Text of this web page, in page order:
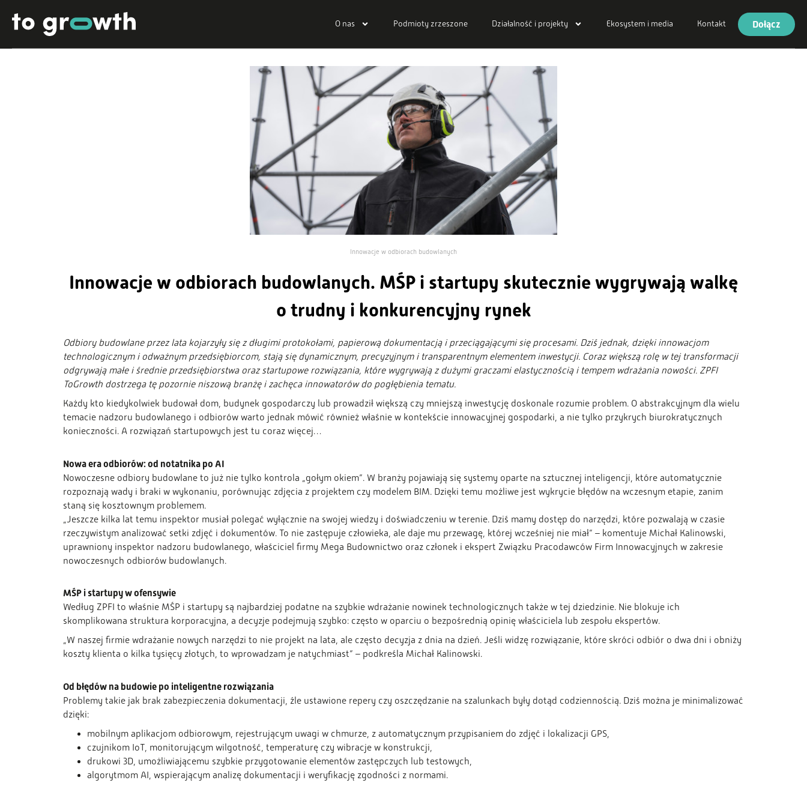
O nas Podmioty zrzeszone Działalność i projekty Ekosystem i media Kontakt Dołącz
Innowacje w odbiorach budowlanych
Innowacje w odbiorach budowlanych. MŚP i startupy skutecznie wygrywają walkę
o trudny i konkurencyjny rynek
Odbiory budowlane przez lata kojarzyły się z długimi protokołami, papierową dokumentacją i przeciągającymi się procesami. Dziś jednak, dzięki innowacjom
technologicznym i odważnym przedsiębiorcom, stają się dynamicznym, precyzyjnym i transparentnym elementem inwestycji. Coraz większą rolę w tej transformacji
odgrywają małe i średnie przedsiębiorstwa oraz startupowe rozwiązania, które wygrywają z dużymi graczami elastycznością i tempem wdrażania nowości. ZPFI
ToGrowth dostrzega tę pozornie niszową branżę i zachęca innowatorów do pogłębienia tematu.
Każdy kto kiedykolwiek budował dom, budynek gospodarczy lub prowadził większą czy mniejszą inwestycję doskonale rozumie problem. O abstrakcyjnym dla wielu
temacie nadzoru budowlanego i odbiorów warto jednak mówić również właśnie w kontekście innowacyjnej gospodarki, a nie tylko przykrych biurokratycznych
konieczności. A rozwiązań startupowych jest tu coraz więcej…
Nowa era odbiorów: od notatnika po AI
Nowoczesne odbiory budowlane to już nie tylko kontrola „gołym okiem”. W branży pojawiają się systemy oparte na sztucznej inteligencji, które automatycznie
rozpoznają wady i braki w wykonaniu, porównując zdjęcia z projektem czy modelem BIM. Dzięki temu możliwe jest wykrycie błędów na wczesnym etapie, zanim
staną się kosztownym problemem.
„Jeszcze kilka lat temu inspektor musiał polegać wyłącznie na swojej wiedzy i doświadczeniu w terenie. Dziś mamy dostęp do narzędzi, które pozwalają w czasie
rzeczywistym analizować setki zdjęć i dokumentów. To nie zastępuje człowieka, ale daje mu przewagę, której wcześniej nie miał” – komentuje Michał Kalinowski,
uprawniony inspektor nadzoru budowlanego, właściciel firmy Mega Budownictwo oraz członek i ekspert Związku Pracodawców Firm Innowacyjnych w zakresie
nowoczesnych odbiorów budowlanych.
MŚP i startupy w ofensywie
Według ZPFI to właśnie MŚP i startupy są najbardziej podatne na szybkie wdrażanie nowinek technologicznych także w tej dziedzinie. Nie blokuje ich
skomplikowana struktura korporacyjna, a decyzje podejmują szybko: często w oparciu o bezpośrednią opinię właściciela lub zespołu ekspertów.
„W naszej firmie wdrażanie nowych narzędzi to nie projekt na lata, ale często decyzja z dnia na dzień. Jeśli widzę rozwiązanie, które skróci odbiór o dwa dni i obniży
koszty klienta o kilka tysięcy złotych, to wprowadzam je natychmiast” – podkreśla Michał Kalinowski.
Od błędów na budowie po inteligentne rozwiązania
Problemy takie jak brak zabezpieczenia dokumentacji, źle ustawione repery czy oszczędzanie na szalunkach były dotąd codziennością. Dziś można je minimalizować
dzięki:
mobilnym aplikacjom odbiorowym, rejestrującym uwagi w chmurze, z automatycznym przypisaniem do zdjęć i lokalizacji GPS,
czujnikom IoT, monitorującym wilgotność, temperaturę czy wibracje w konstrukcji,
drukowi 3D, umożliwiającemu szybkie przygotowanie elementów zastępczych lub testowych,
algorytmom AI, wspierającym analizę dokumentacji i weryfikację zgodności z normami.